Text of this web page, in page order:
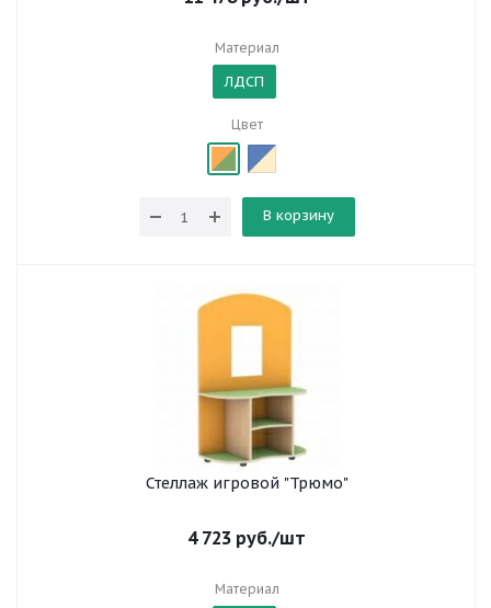
Материал
ЛДСП
Цвет
В корзину
Стеллаж игровой "Трюмо"
4 723 руб./шт
Материал